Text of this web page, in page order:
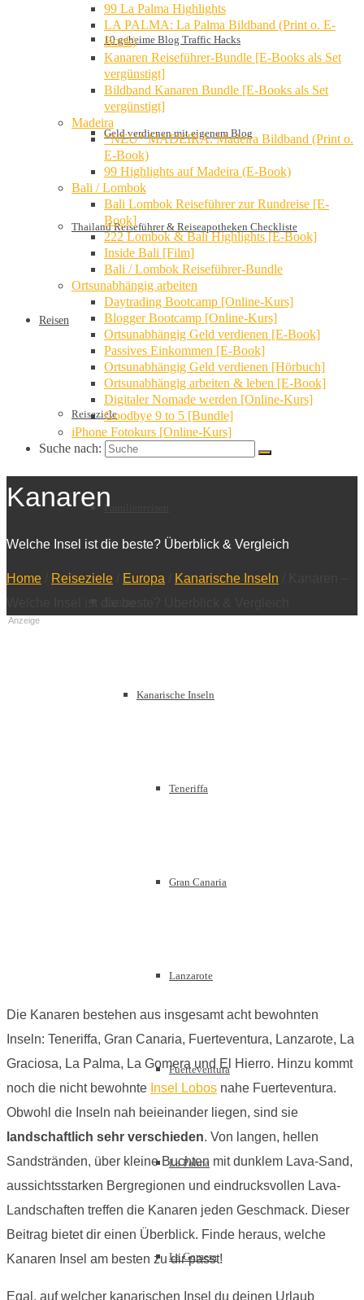
10 geheime Blog Traffic Hacks
Geld verdienen mit eigenem Blog
Thailand Reiseführer & Reiseapotheken Checkliste
Reisen
Reiseziele
Familienreisen
Kanarische Inseln
Teneriffa
Gran Canaria
Lanzarote
Fuerteventura
La Palma
La Gomera
99 La Palma Highlights
LA PALMA: La Palma Bildband (Print o. E-
Book)
Kanaren Reiseführer-Bundle [E-Books als Set
vergünstigt]
Bildband Kanaren Bundle [E-Books als Set
vergünstigt]
Madeira
*NEU* MADEIRA: Madeira Bildband (Print o.
E-Book)
99 Highlights auf Madeira (E-Book)
Bali / Lombok
Bali Lombok Reiseführer zur Rundreise [E-
Book]
222 Lombok & Bali Highlights [E-Book]
Inside Bali [Film]
Bali / Lombok Reiseführer-Bundle
Ortsunabhängig arbeiten
Daytrading Bootcamp [Online-Kurs]
Blogger Bootcamp [Online-Kurs]
Ortsunabhängig Geld verdienen [E-Book]
Passives Einkommen [E-Book]
Ortsunabhängig Geld verdienen [Hörbuch]
Ortsunabhängig arbeiten & leben [E-Book]
Digitaler Nomade werden [Online-Kurs]
Goodbye 9 to 5 [Bundle]
iPhone Fotokurs [Online-Kurs]
Suche nach:
Kanaren
Welche Insel ist die beste? Überblick & Vergleich
Home Reiseziele Europa Kanarische Inseln
Anzeige
Die Kanaren bestehen aus insgesamt acht bewohnten
Inseln: Teneriffa, Gran Canaria, Fuerteventura, Lanzarote, La
Graciosa, La Palma, La Gomera und El Hierro. Hinzu kommt
noch die nicht bewohnte Insel Lobos nahe Fuerteventura.
Obwohl die Inseln nah beieinander liegen, sind sie
landschaftlich sehr verschieden. Von langen, hellen
Sandstränden, über kleine Buchten mit dunklem Lava-Sand,
aussichtsstarken Bergregionen und eindrucksvollen Lava-
Landschaften treffen die Kanaren jeden Geschmack. Dieser
Beitrag bietet dir einen Überblick. Finde heraus, welche
Kanaren Insel am besten zu dir passt!
Egal, auf welcher kanarischen Insel du deinen Urlaub